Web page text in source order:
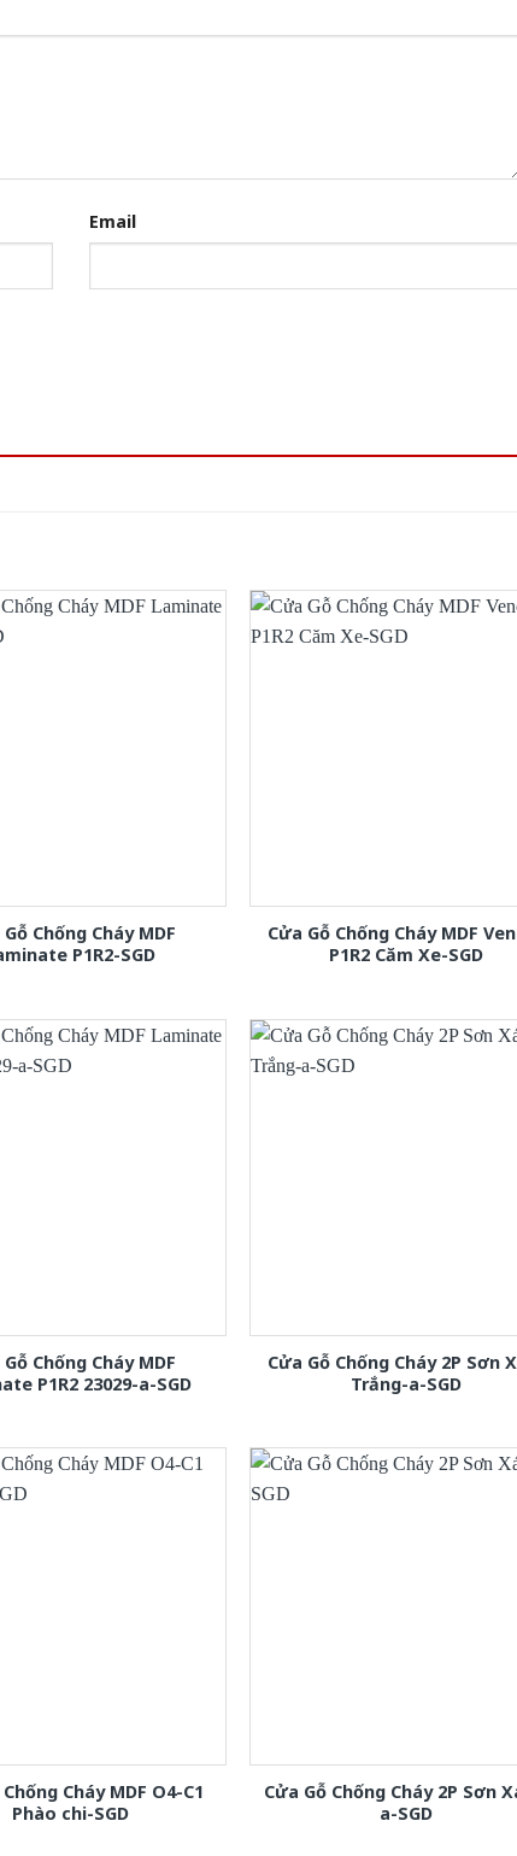
Email
Chống Cháy MDF
P1R2-SGD
Cửa Gỗ Chống Cháy MDF
P1R2 Căm Xe-SGD
Chống Cháy MDF
P1R2 23029-a-SGD
Cửa Gỗ Chống Cháy 2P Sơn
Trắng-a-SGD
Cháy MDF O4-C1
Phào chi-SGD
Cửa Gỗ Chống Cháy 2P Sơn
a-SGD